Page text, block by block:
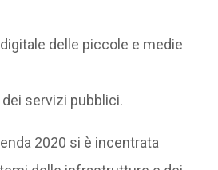
delle piccole e medie
servizi pubblici.
2020 si è incentrata